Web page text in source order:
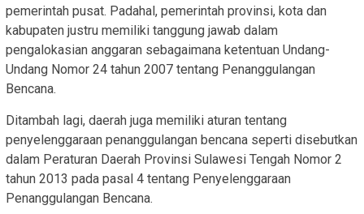
pemerintah pusat. Padahal, pemerintah provinsi, kota dan
kabupaten justru memiliki tanggung jawab dalam
pengalokasian anggaran sebagaimana ketentuan Undang-
Undang Nomor 24 tahun 2007 tentang Penanggulangan
Bencana.
Ditambah lagi, daerah juga memiliki aturan tentang
penyelenggaraan penanggulangan bencana seperti disebutkan
dalam Peraturan Daerah Provinsi Sulawesi Tengah Nomor 2
tahun 2013 pada pasal 4 tentang Penyelenggaraan
Penanggulangan Bencana.